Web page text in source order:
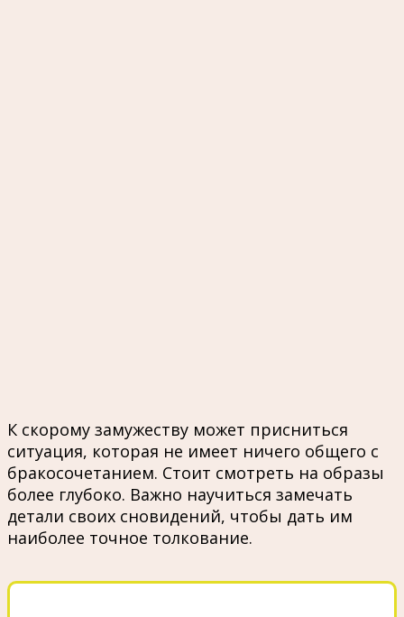
К скорому замужеству может присниться
ситуация, которая не имеет ничего общего с
бракосочетанием. Стоит смотреть на образы
более глубоко. Важно научиться замечать
детали своих сновидений, чтобы дать им
наиболее точное толкование.